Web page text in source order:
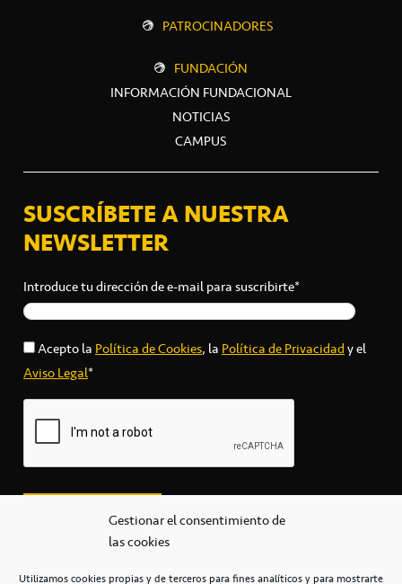
Gestionar el consentimiento de
las cookies
Utilizamos cookies propias y de terceros para fines analíticos y para mostrarte
PATROCINADORES
FUNDACIÓN
INFORMACIÓN FUNDACIONAL
NOTICIAS
CAMPUS
SUSCRÍBETE A NUESTRA
NEWSLETTER
Introduce tu dirección de e-mail para suscribirte*
Acepto laPolítica de Cookies, laPolítica de Privacidady el
Aviso Legal*